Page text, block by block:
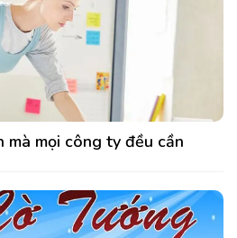
mà mọi công ty đều cần